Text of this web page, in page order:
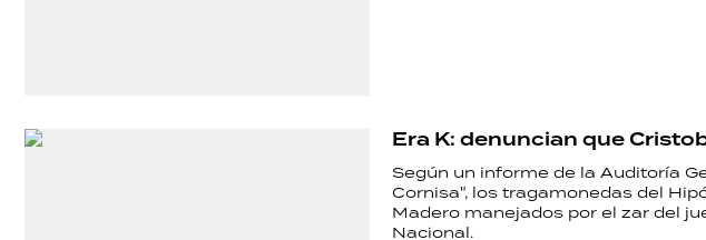
Era K: denuncian que
Según un informe de la Auditoría
Cornisa", los tragamonedas del
Madero manejados por el zar del
Nacional.